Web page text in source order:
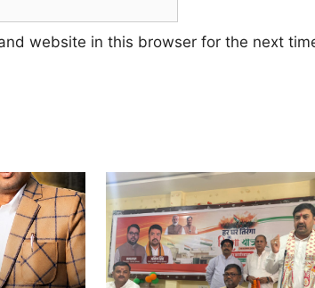
website in this browser for the next